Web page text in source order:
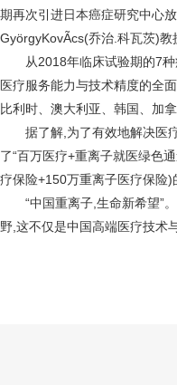
期再次引进日本癌症研究中心
GyörgyKovÃcs(乔治.科瓦茨)教
从2018年临床试验期的7种
医疗服务能力与技术精度的全
比利时、澳大利亚、韩国、加
据了解,为了有效地解决医疗
了“百万医疗+重离子就医绿色
疗保险+150万重离子医疗保险
“中国重离子,生命新希望”。
野,这不仅是中国高端医疗技术